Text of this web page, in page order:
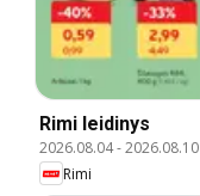
Rimi leidinys
2026.08.04-2026.08.10
Rimi